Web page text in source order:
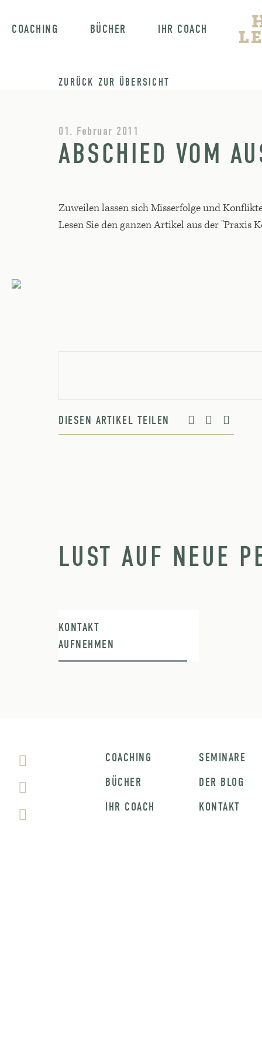
COACHING BÜCHER IHR COACH
ZURÜCK ZUR ÜBERSICHT
01. Februar 2011
ABSCHIED VOM
Zuweilen lassen sich Misserfolge und
Lesen Sie den ganzen Artikel aus der "Praxis
DIESEN ARTIKEL TEILEN
LUST AUF NEUE
KONTAKT
AUFNEHMEN
COACHING
BÜCHER
IHR COACH
SEMINARE
DER BLOG
KONTAKT